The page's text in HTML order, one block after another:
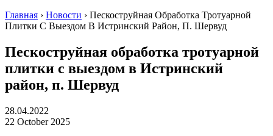
Главная › Новости › Пескоструйная Обработка Тротуарной
Плитки С Выездом В Истринский Район, П. Шервуд
Пескоструйная обработка тротуарной
плитки с выездом в Истринский
район, п. Шервуд
28.04.2022
22 October 2025